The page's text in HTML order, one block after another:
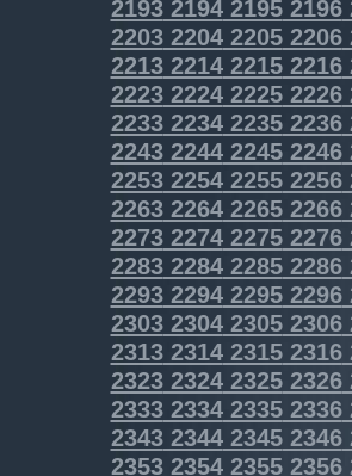
2193219421952196
2203220422052206
2213221422152216
2223222422252226
2233223422352236
2243224422452246
2253225422552256
2263226422652266
2273227422752276
2283228422852286
2293229422952296
2303230423052306
2313231423152316
2323232423252326
2333233423352336
2343234423452346
2353235423552356